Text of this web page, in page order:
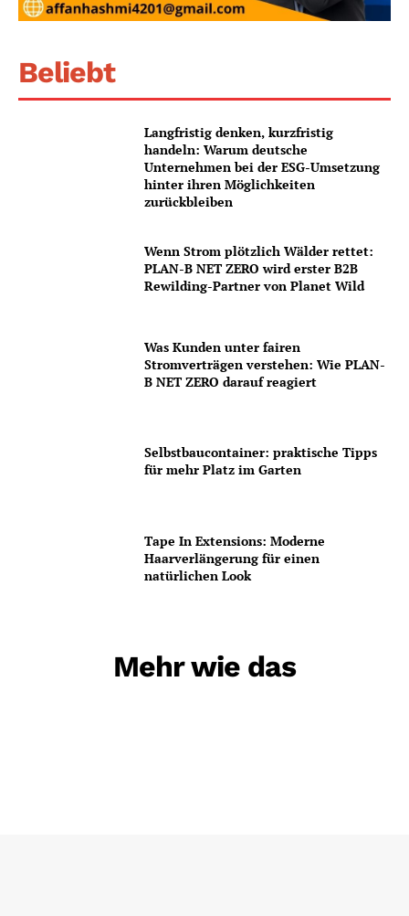
Beliebt
Langfristig denken, kurzfristig
handeln: Warum deutsche
Unternehmen bei der ESG-Umsetzung
hinter ihren Möglichkeiten
zurückbleiben
Wenn Strom plötzlich Wälder rettet:
PLAN-B NET ZERO wird erster B2B
Rewilding-Partner von Planet Wild
Was Kunden unter fairen
Stromverträgen verstehen: Wie PLAN-
B NET ZERO darauf reagiert
Selbstbaucontainer: praktische Tipps
für mehr Platz im Garten
Tape In Extensions: Moderne
Haarverlängerung für einen
natürlichen Look
Mehr wie das